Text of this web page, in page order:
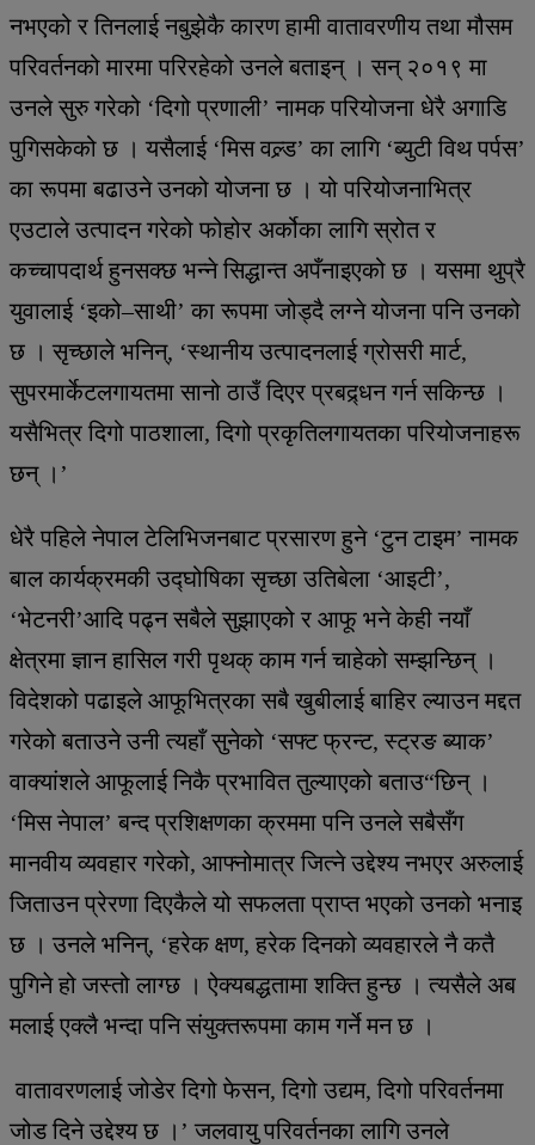
नभएको र तिनलाई नबुझेकै कारण हामी वातावरणीय तथा मौसम
परिवर्तनको मारमा परिरहेको उनले बताइन् । सन् २०१९ मा
उनले सुरु गरेको ‘दिगो प्रणाली’ नामक परियोजना धेरै अगाडि
पुगिसकेको छ । यसैलाई ‘मिस वल्र्ड’ का लागि ‘ब्युटी विथ पर्पस’
का रूपमा बढाउने उनको योजना छ । यो परियोजनाभित्र
एउटाले उत्पादन गरेको फोहोर अर्कोका लागि स्रोत र
कच्चापदार्थ हुनसक्छ भन्ने सिद्धान्त अपँनाइएको छ । यसमा थुप्रै
युवालाई ‘इको–साथी’ का रूपमा जोड्दै लग्ने योजना पनि उनको
छ । सृच्छाले भनिन्, ‘स्थानीय उत्पादनलाई ग्रोसरी मार्ट,
सुपरमार्केटलगायतमा सानो ठाउँ दिएर प्रबद्र्धन गर्न सकिन्छ ।
यसैभित्र दिगो पाठशाला, दिगो प्रकृतिलगायतका परियोजनाहरू
छन् ।’
धेरै पहिले नेपाल टेलिभिजनबाट प्रसारण हुने ‘टुन टाइम’ नामक
बाल कार्यक्रमकी उद्घोषिका सृच्छा उतिबेला ‘आइटी’,
‘भेटनरी’आदि पढ्न सबैले सुझाएको र आफू भने केही नयाँ
क्षेत्रमा ज्ञान हासिल गरी पृथक् काम गर्न चाहेको सम्झन्छिन् ।
विदेशको पढाइले आफूभित्रका सबै खुबीलाई बाहिर ल्याउन मद्दत
गरेको बताउने उनी त्यहाँ सुनेको ‘सफ्ट फ्रन्ट, स्ट्रङ ब्याक’
वाक्यांशले आफूलाई निकै प्रभावित तुल्याएको बताउ“छिन् ।
‘मिस नेपाल’ बन्द प्रशिक्षणका क्रममा पनि उनले सबैसँग
मानवीय व्यवहार गरेको, आफ्नोमात्र जित्ने उद्देश्य नभएर अरुलाई
जिताउन प्रेरणा दिएकैले यो सफलता प्राप्त भएको उनको भनाइ
छ । उनले भनिन्, ‘हरेक क्षण, हरेक दिनको व्यवहारले नै कतै
पुगिने हो जस्तो लाग्छ । ऐक्यबद्धतामा शक्ति हुन्छ । त्यसैले अब
मलाई एक्लै भन्दा पनि संयुक्तरूपमा काम गर्ने मन छ ।
वातावरणलाई जोडेर दिगो फेसन, दिगो उद्यम, दिगो परिवर्तनमा
जोड दिने उद्देश्य छ ।’ जलवायु परिवर्तनका लागि उनले